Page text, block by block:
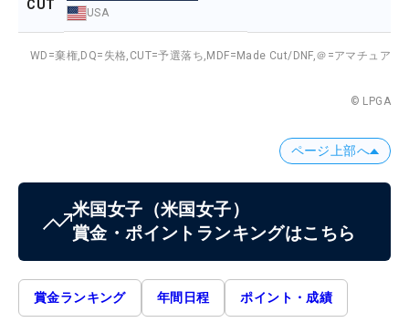
CUT
USA
WD=棄権, DQ=失格, CUT=予選落ち, MDF=Made Cut/DNF,＠=アマチュア
© LPGA
ページ上部へ
米国女子 （米国女子）
賞金・ポイントランキングはこちら
賞金ランキング 年間日程 ポイント・成績